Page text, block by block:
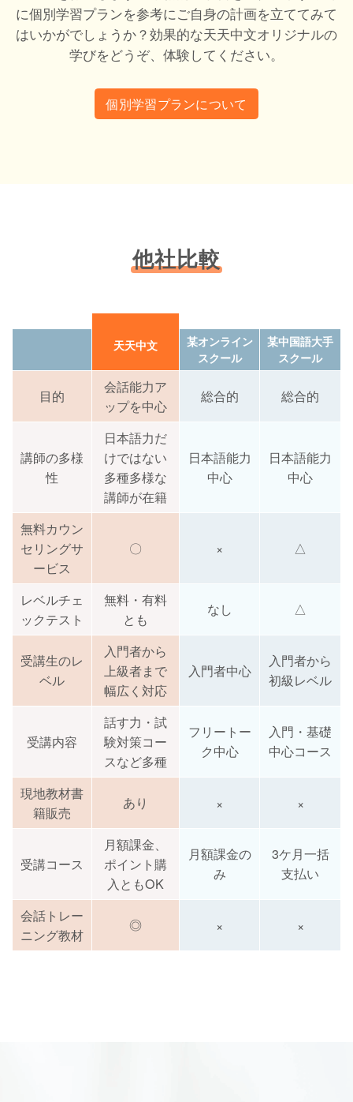
に個別学習プランを参考にご自身の計画を立ててみて
はいかがでしょうか？効果的な天天中文オリジナルの
学びをどうぞ、体験してください。
個別学習プランについて
他社比較
天天中文
某オンライン
スクール
某中国語大手
スクール
目的
会話能力ア
ップを中心
総合的 総合的
講師の多様
性
日本語力だ
けではない
多種多様な
講師が在籍
日本語能力
中心
日本語能力
中心
無料カウン
セリングサ
ービス
〇 × △
レベルチェ
ックテスト
無料・有料
とも
なし △
受講生のレ
ベル
入門者から
上級者まで
幅広く対応
入門者中心
入門者から
初級レベル
受講内容
話す力・試
験対策コー
スなど多種
フリートー
ク中心
入門・基礎
中心コース
現地教材書
籍販売
あり × ×
受講コース
月額課金、
ポイント購
入ともOK
月額課金の
み
3ケ月一括
支払い
会話トレー
ニング教材
◎ × ×